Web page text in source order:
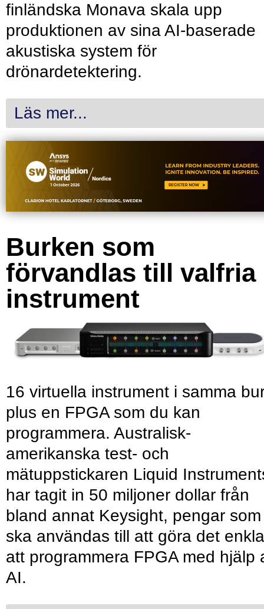
finländska Monava skala upp
produktionen av sina AI-baserade
akustiska system för
drönardetektering.
Läs mer...
Burken som
förvandlas till valfria
instrument
16 virtuella instrument i samma
plus en FPGA som du kan
programmera. Australisk-
amerikanska test- och
mätuppstickaren Liquid
har tagit in 50 miljoner dollar från
bland annat Keysight, pengar som
ska användas till att göra det
att programmera FPGA med hjälp
AI.